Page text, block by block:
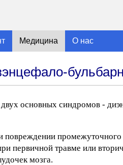
Медицина О нас
основных синдромов -
повреждении
первичной травме или
мозга.